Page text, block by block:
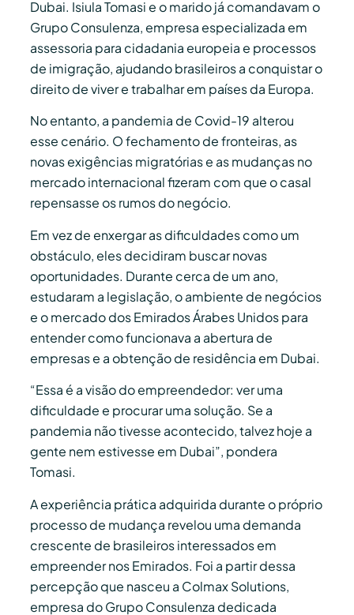
Dubai. Isiula Tomasi e o marido já comandavam o
Grupo Consulenza, empresa especializada em
assessoria para cidadania europeia e processos
de imigração, ajudando brasileiros a conquistar o
direito de viver e trabalhar em países da Europa.
No entanto, a pandemia de Covid-19 alterou
esse cenário. O fechamento de fronteiras, as
novas exigências migratórias e as mudanças no
mercado internacional fizeram com que o casal
repensasse os rumos do negócio.
Em vez de enxergar as dificuldades como um
obstáculo, eles decidiram buscar novas
oportunidades. Durante cerca de um ano,
estudaram a legislação, o ambiente de negócios
e o mercado dos Emirados Árabes Unidos para
entender como funcionava a abertura de
empresas e a obtenção de residência em Dubai.
“Essa é a visão do empreendedor: ver uma
dificuldade e procurar uma solução. Se a
pandemia não tivesse acontecido, talvez hoje a
gente nem estivesse em Dubai”, pondera
Tomasi.
A experiência prática adquirida durante o próprio
processo de mudança revelou uma demanda
crescente de brasileiros interessados em
empreender nos Emirados. Foi a partir dessa
percepção que nasceu a Colmax Solutions,
empresa do Grupo Consulenza dedicada